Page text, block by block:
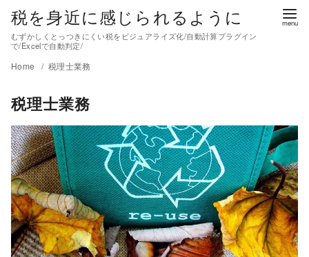
税を身近に感じられるように
むずかしくとっつきにくい税をビジュアライズ化/自動計算プラグイン
で/Excelで自動判定/
Home 税理士業務
税理士業務